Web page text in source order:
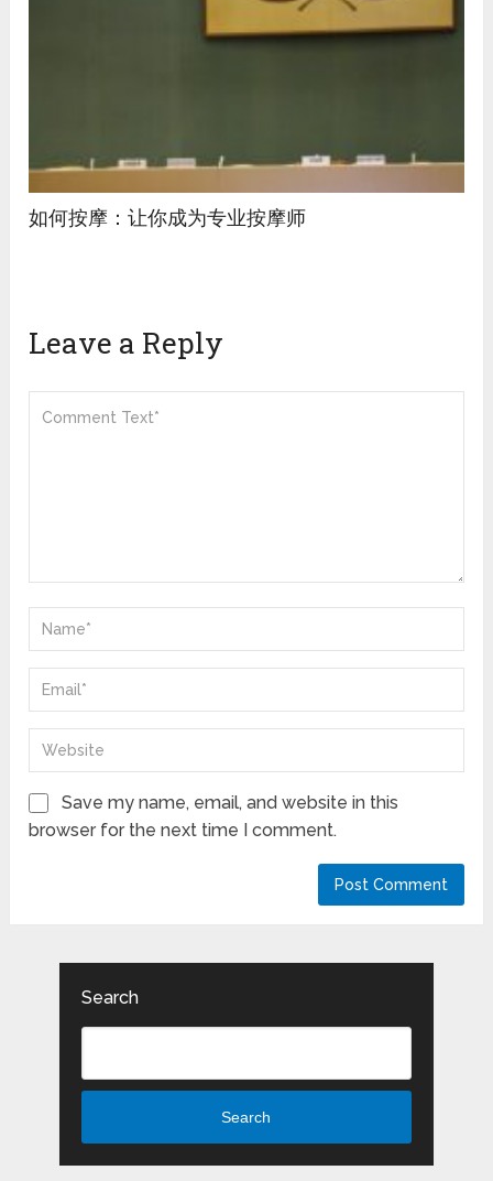
如何按摩：让你成为专业按摩师
Leave a Reply
Save my name, email, and website in this
browser for the next time I comment.
Search
Search